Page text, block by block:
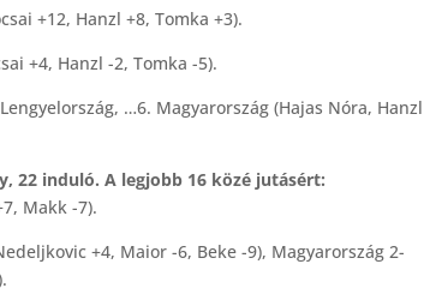
+12, Hanzl +8, Tomka +3).
+4, Hanzl -2, Tomka -5).
…6. Magyarország (Hajas Nóra, Hanzl
22 induló. A legjobb 16 közé jutásért:
Makk -7).
+4, Maior -6, Beke -9), Magyarország 2-